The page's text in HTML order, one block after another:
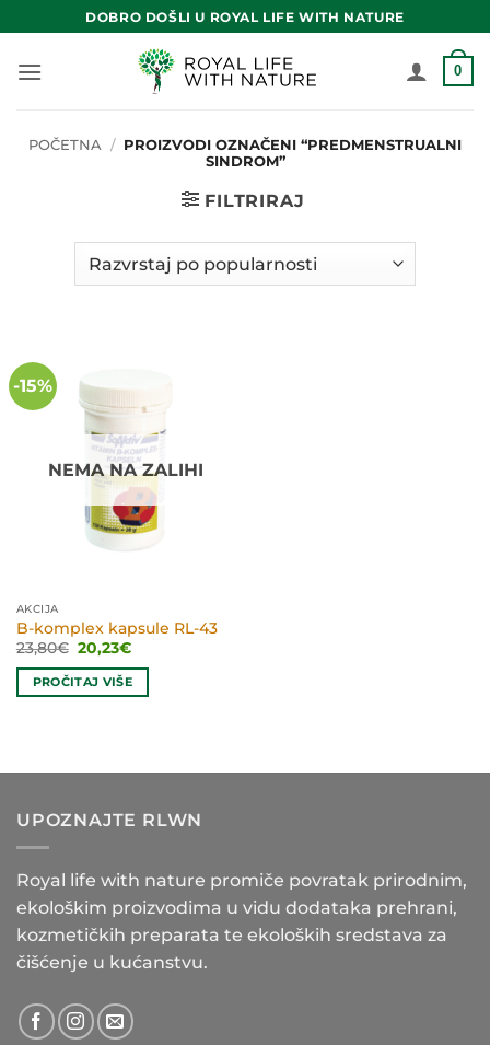
to
content
DOBRO DOŠLI U ROYAL LIFE WITH NATURE
0
POČETNA / PROIZVODI OZNAČENI “PREDMENSTRUALNI
SINDROM”
FILTRIRAJ
-15%
NEMA NA ZALIHI
AKCIJA
B-komplex kapsule RL-43
23,80€ Izvorna
cijena
bila
je:
20,23€Trenutna
je:
20,23€.
PROČITAJ VIŠE
UPOZNAJTE RLWN
Royal life with nature promiče povratak prirodnim,
ekološkim proizvodima u vidu dodataka prehrani,
kozmetičkih preparata te ekoloških sredstava za
čišćenje u kućanstvu.